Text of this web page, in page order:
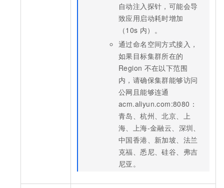
自动注入探针，可能会导
致应用启动耗时增加
（10s 内）。
通过命名空间方式接入，
如果目标集群所在的
Region 不在以下范围
内，请确保集群能够访问
公网且能够连通
acm.aliyun.com:8080：
青岛、杭州、北京、上
海、上海-金融云、深圳、
中国香港、新加坡、法兰
克福、悉尼、硅谷、弗吉
尼亚。